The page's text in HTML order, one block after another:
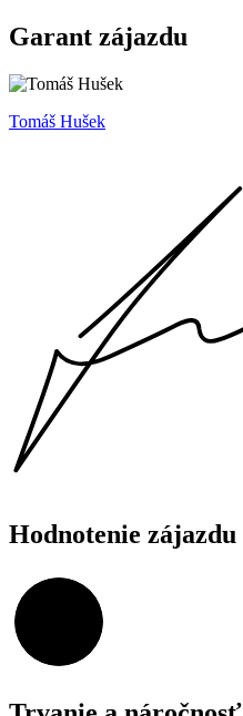
Garant zájazdu
Tomáš Hušek
Hodnotenie zájazdu